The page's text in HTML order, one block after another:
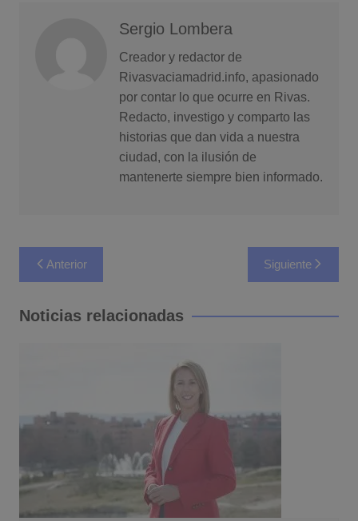
Sergio Lombera
Creador y redactor de
Rivasvaciamadrid.info, apasionado
por contar lo que ocurre en Rivas.
Redacto, investigo y comparto las
historias que dan vida a nuestra
ciudad, con la ilusión de
mantenerte siempre bien informado.
Navegación
de
entradas
Anterior Siguiente
Noticias relacionadas